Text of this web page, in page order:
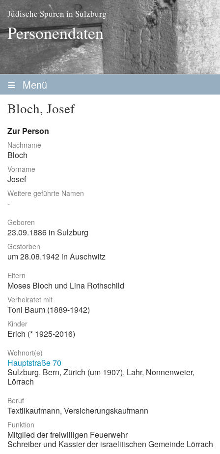
Jüdische Spuren in Sulzburg
Personendaten
Menü
Startseite
Personen
Personenliste
Familien
Vereine / Stiftungen
Stadtrundgang
Der Friedhof
Aktuelles
Suche
Bloch, Josef
Zur Person
Nachname
Bloch
Vorname
Josef
Weitere geführte Namen
Geboren
23.09.1886 in Sulzburg
Gestorben
um 28.08.1942 in Auschwitz
Eltern
Moses Bloch und Lina Rothschild
Verheiratet mit
Toni Baum (1889-1942)
Kinder
Erich (* 1925-2016)
Wohnort(e)
Hauptstraße 70
Sulzburg, Bern, Zürich (um 1907), Lahr, Nonnenweier,
Lörrach
Beruf
Textilkaufmann, Versicherungskaufmann
Funktion
Mitglied der freiwilligen Feuerwehr
Schreiber und Kassier der israelitischen Gemeinde Lörrach